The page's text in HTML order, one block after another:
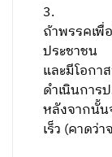
3.
ถ้าพรรคเพื่
ประชาชน
และมีโอกา
ดำเนินการ
หลังจากนั้น
เร็ว (คาดว่